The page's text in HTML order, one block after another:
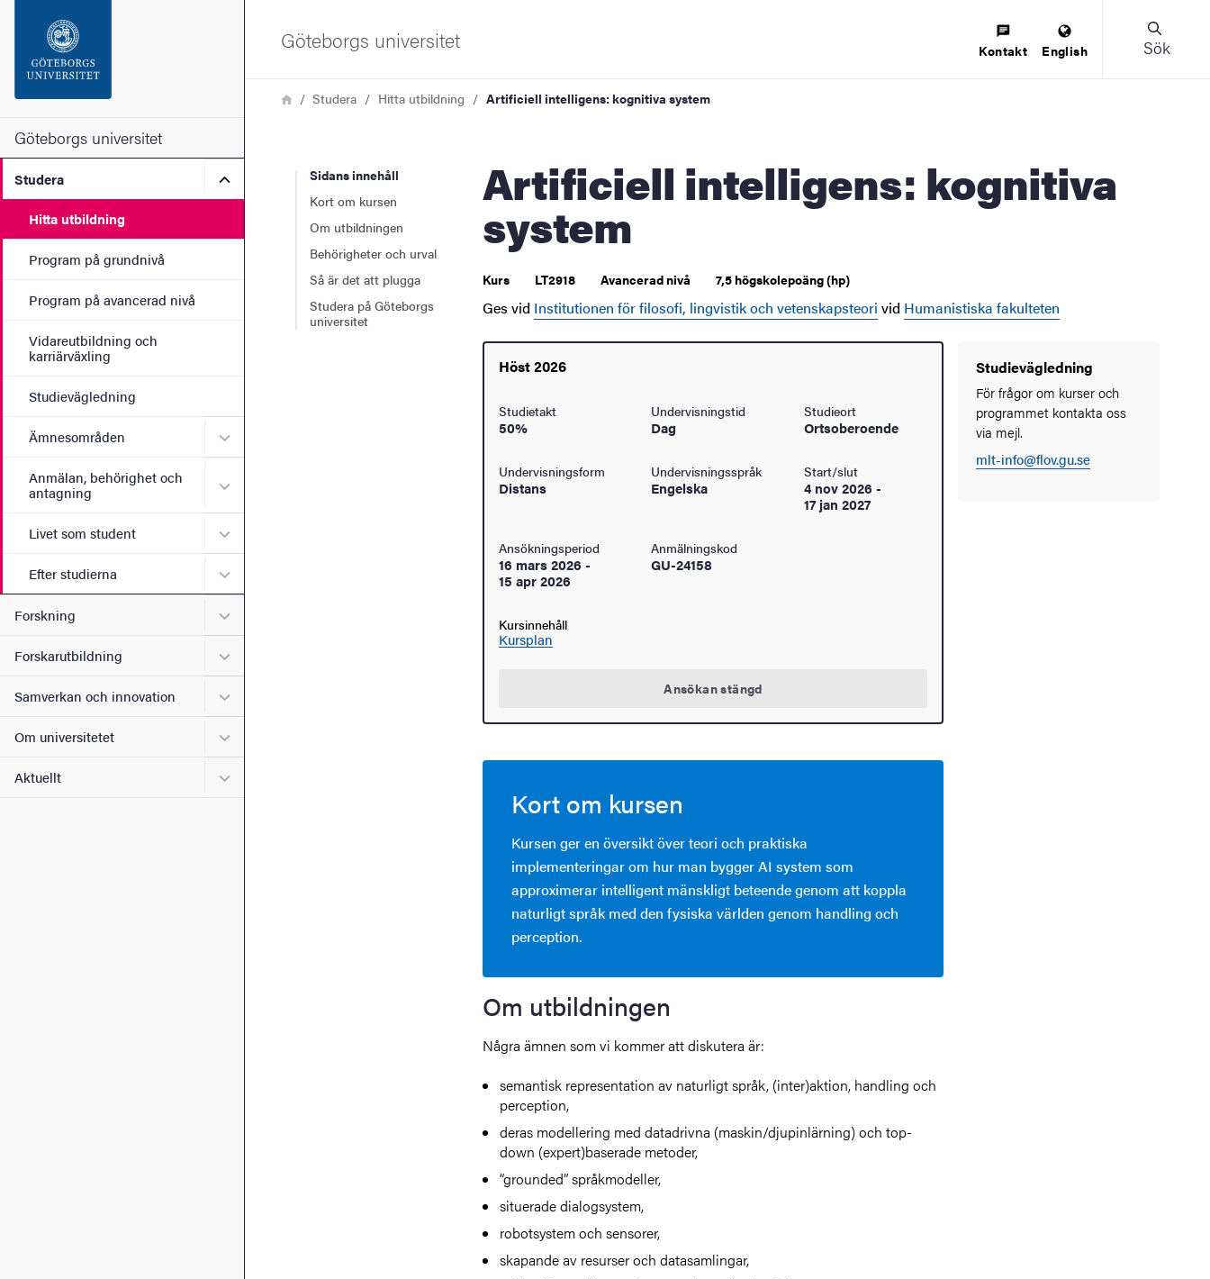
Sidfoten
Om webbplatsen
Göteborgs universitet
Studera Undermeny för Studera
Hitta utbildning
Program på grundnivå
Program på avancerad nivå
Vidareutbildning och
karriärväxling
Studievägledning
Ämnesområden Undermeny för Ämnesområden
Anmälan, behörighet och
antagning
Undermeny för Anmälan, behörighet och antagning
Livet som student Undermeny för Livet som student
Efter studierna Undermeny för Efter studierna
Forskning Undermeny för Forskning
Forskarutbildning Undermeny för Forskarutbildning
Samverkan och innovation Undermeny för Samverkan och innovation
Om universitetet Undermeny för Om universitetet
Aktuellt Undermeny för Aktuellt
Göteborgs universitet Kontakt English Sök
LänkstigHemStudera Hitta utbildning Artificiell intelligens: kognitiva system
Sidans innehåll
Kort om kursen
Om utbildningen
Behörigheter och urval
Så är det att plugga
Studera på Göteborgs
universitet
Artificiell intelligens: kognitiva
system
Kurs LT2918 Avancerad nivå 7,5 högskolepoäng (hp)
Ges vid Institutionen för filosofi, lingvistik och vetenskapsteori vid Humanistiska fakulteten
Höst 2026
Studietakt
50%
Undervisningstid
Dag
Studieort
Ortsoberoende
Undervisningsform
Distans
Undervisningsspråk
Engelska
Start/slut
4 nov 2026 -
17 jan 2027
Ansökningsperiod
16 mars 2026 -
15 apr 2026
Anmälningskod
GU-24158
Kursinnehåll
Kursplan
Ansökan stängd
Kort om kursen
Kursen ger en översikt över teori och praktiska
implementeringar om hur man bygger AI system som
approximerar intelligent mänskligt beteende genom att koppla
naturligt språk med den fysiska världen genom handling och
perception.
Studievägledning
För frågor om kurser och
programmet kontakta oss
via mejl.
mlt-info@flov.gu.se
Om utbildningen
Några ämnen som vi kommer att diskutera är:
semantisk representation av naturligt språk, (inter)aktion, handling och
perception,
deras modellering med datadrivna (maskin/djupinlärning) och top-
down (expert)baserade metoder,
“grounded” språkmodeller,
situerade dialogsystem,
robotsystem och sensorer,
skapande av resurser och datasamlingar,